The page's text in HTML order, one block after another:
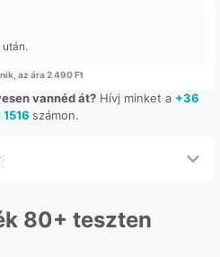
az ára 2 490 Ft
vannéd át?Hívj minket a +36
számon.
80+ teszten